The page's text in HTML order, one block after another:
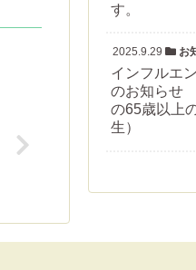
す。
2025.9.29 お
インフルエ
のお知らせ
の65歳以上
生）